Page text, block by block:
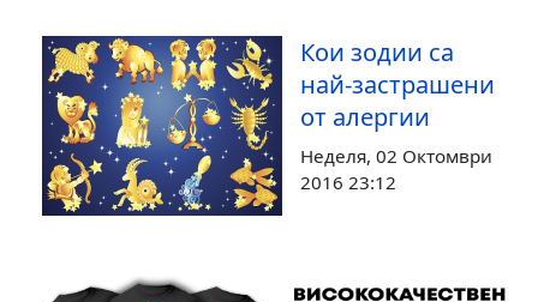
Кои зодии са
най-застрашени
от алергии
Неделя, 02 Октомври
2016 23:12